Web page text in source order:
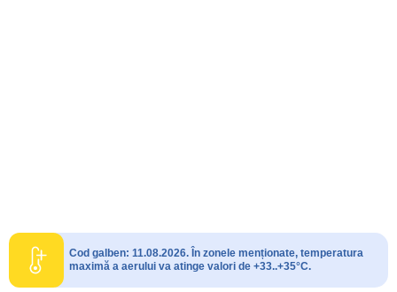
Cod galben: 11.08.2026. În zonele menționate, temperatura
maximă a aerului va atinge valori de +33..+35°C.